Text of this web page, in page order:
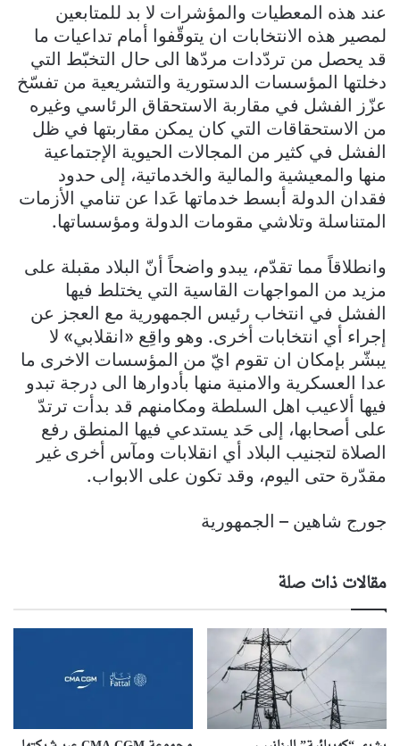
عند هذه المعطيات والمؤشرات لا بد للمتابعين
لمصير هذه الانتخابات ان يتوقّفوا أمام تداعيات ما
قد يحصل من تردّدات مردّها الى حال التخبّط التي
دخلتها المؤسسات الدستورية والتشريعية من تفسّخ
عزّز الفشل في مقاربة الاستحقاق الرئاسي وغيره
من الاستحقاقات التي كان يمكن مقاربتها في ظل
الفشل في كثير من المجالات الحيوية الإجتماعية
منها والمعيشية والمالية والخدماتية، إلى حدود
فقدان الدولة أبسط خدماتها عَدا عن تنامي الأزمات
المتناسلة وتلاشي مقومات الدولة ومؤسساتها.
وانطلاقاً مما تقدّم، يبدو واضحاً أنّ البلاد مقبلة على
مزيد من المواجهات القاسية التي يختلط فيها
الفشل في انتخاب رئيس الجمهورية مع العجز عن
إجراء أي انتخابات أخرى. وهو واقِع «انقلابي» لا
يبشّر بإمكان ان تقوم ايّ من المؤسسات الاخرى ما
عدا العسكرية والامنية منها بأدوارها الى درجة تبدو
فيها ألاعيب اهل السلطة ومكامنهم قد بدأت ترتدّ
على أصحابها، إلى حَد يستدعي فيها المنطق رفع
الصلاة لتجنيب البلاد أي انقلابات ومآس أخرى غير
مقدّرة حتى اليوم، وقد تكون على الابواب.
جورج شاهين – الجمهورية
مقالات ذات صلة